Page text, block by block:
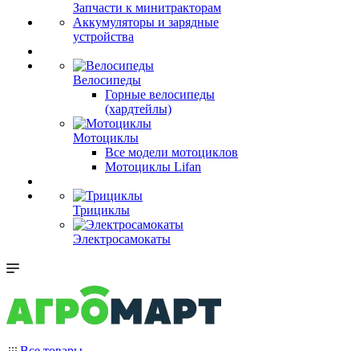
Запчасти к минитракторам
Аккумуляторы и зарядные
устройства
Велосипеды
Горные велосипеды
(хардтейлы)
Мотоциклы
Все модели мотоциклов
Мотоциклы Lifan
Трициклы
Электросамокаты